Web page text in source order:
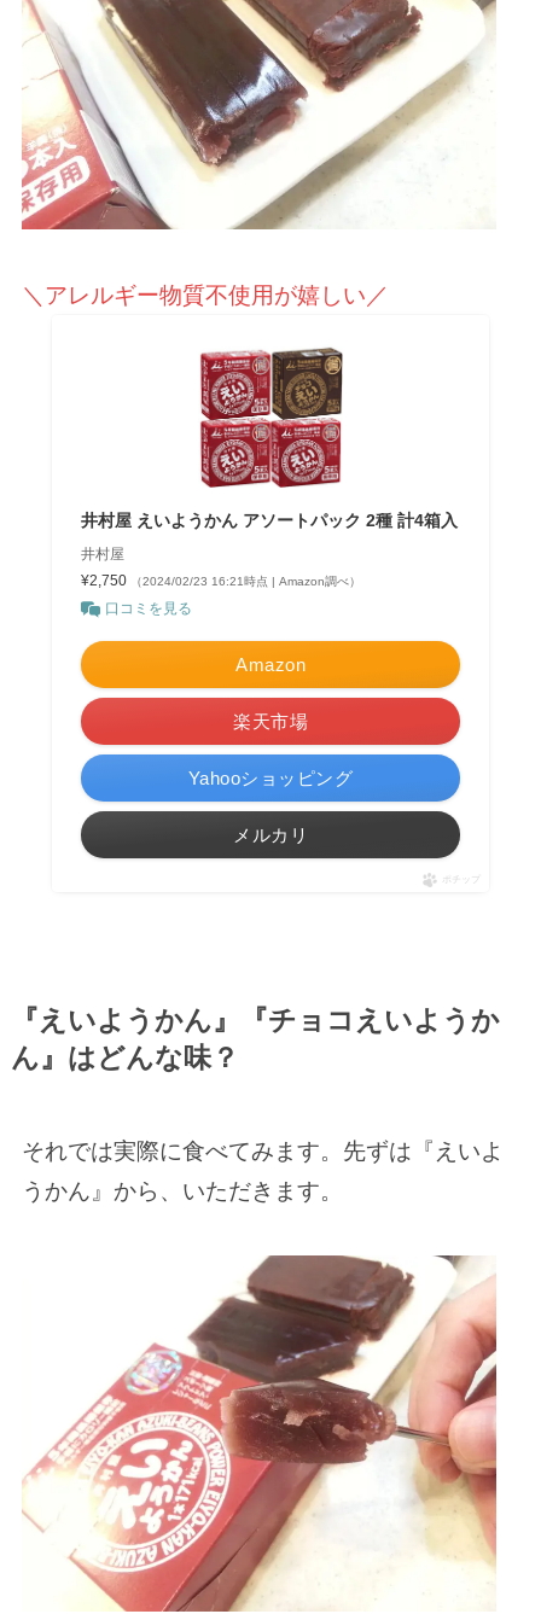
＼アレルギー物質不使用が嬉しい／
井村屋 えいようかん アソートパック 2種 計4箱入
井村屋
¥2,750
（2024/02/23 16:21時点 | Amazon調べ）
口コミを見る
Amazon
楽天市場
Yahooショッピング
メルカリ
ポチップ
『えいようかん』『チョコえいようか
ん』はどんな味？
それでは実際に食べてみます。先ずは『えいよ
うかん』から、いただきます。